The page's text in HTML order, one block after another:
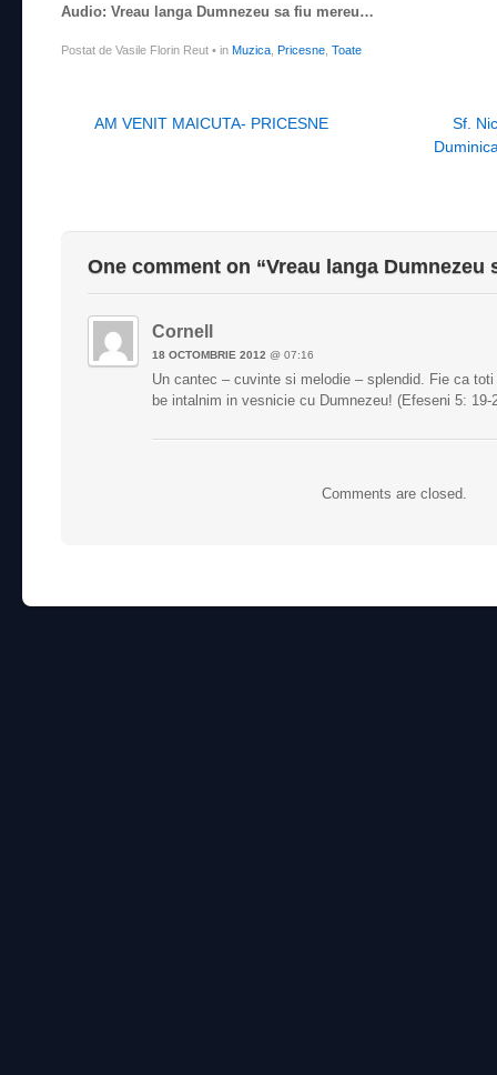
Audio: Vreau langa Dumnezeu sa fiu mereu…
Postat de Vasile Florin Reut • in Muzica Pricesne Toate
Post navigation
AM VENIT MAICUTA- PRICESNE
Sf.
One comment on “Vreau langa
Cornell
18 OCTOMBRIE 2012 @ 07:16
Un cantec – cuvinte si melodie – splendid. Fie ca
be intalnim in vesnicie cu Dumnezeu! (Efeseni 5: 19-
Comments are closed.